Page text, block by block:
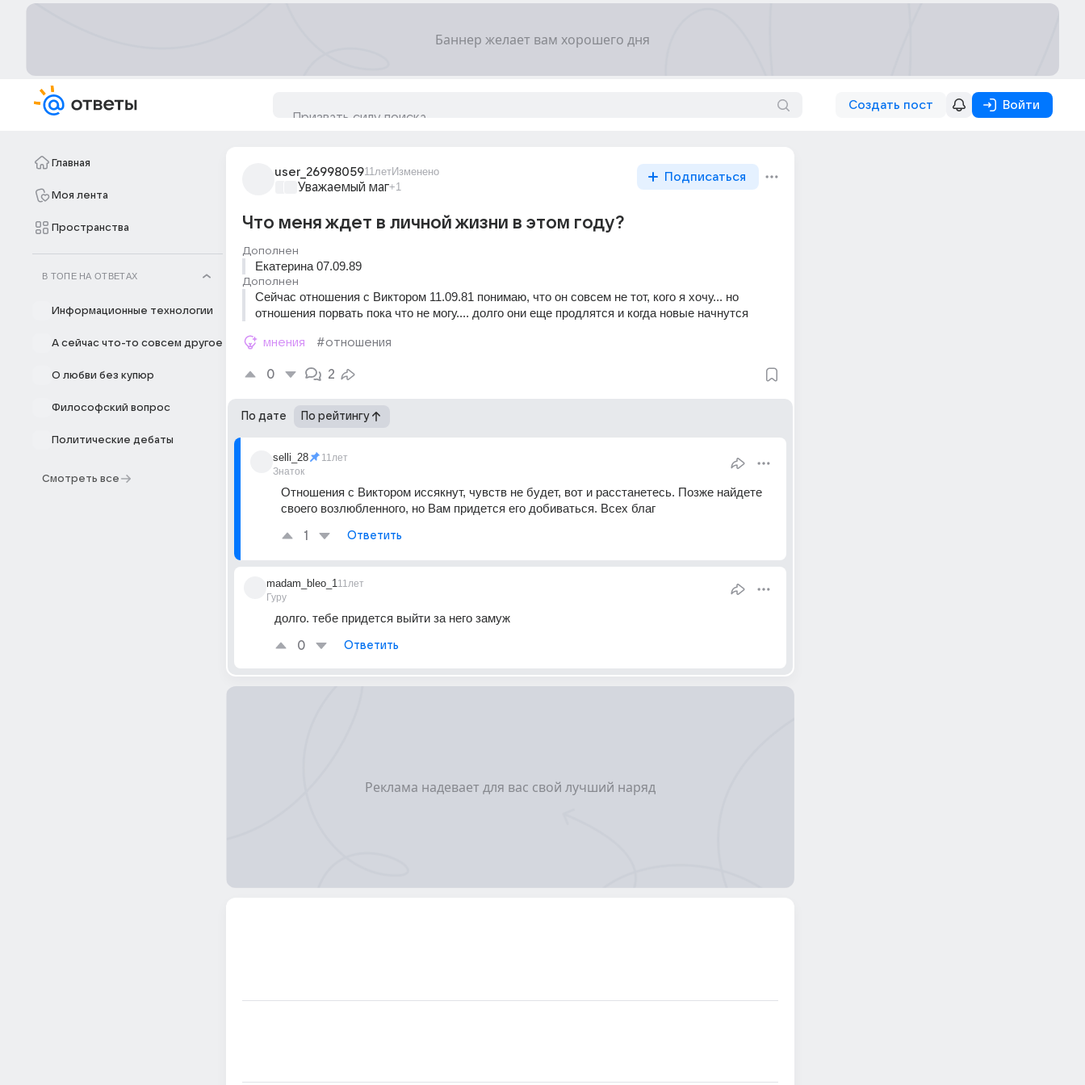
Создать пост Войти
Главная
Моя лента
Пространства
В ТОПЕ НА ОТВЕТАХ
Информационные технологии
А сейчас что-то совсем другое
О любви без купюр
Философский вопрос
Политические дебаты
Смотреть все
user_2699805911летИзменено
Уважаемый маг+1
Подписаться
Что меня ждет в личной жизни в этом году?
Дополнен
Екатерина 07.09.89
Дополнен
Сейчас отношения с Виктором 11.09.81 понимаю, что он совсем не тот, кого я хочу... но
отношения порвать пока что не могу.... долго они еще продлятся и когда новые начнутся
мнения #отношения
0 2
По дате По рейтингу
selli_28
Знаток
11лет
Отношения с Виктором иссякнут, чувств не будет, вот и расстанетесь. Позже найдете
своего возлюбленного, но Вам придется его добиваться. Всех благ
1 Ответить
madam_bleo_1
Гуру
11лет
долго. тебе придется выйти за него замуж
0 Ответить